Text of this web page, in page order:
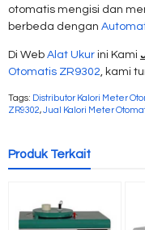
otomatis mengisi dan
berbeda dengan
Di Web Alat Ukur ini Kami
Otomatis ZR9302, kami
Tags: Distributor Kalori Meter
ZR9302,Jual Kalori Meter
Produk Terkait